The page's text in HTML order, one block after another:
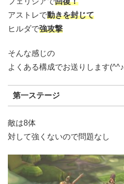
アストレで動きを封じて
ヒルダで強攻撃
そんな感じの
よくある構成でお送りします(^^♪
第一ステージ
敵は8体
対して強くないので問題なし